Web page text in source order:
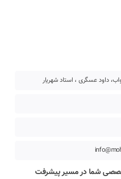
داود عسگری ، استاد شهریار
شما در مسیر پیشرفت